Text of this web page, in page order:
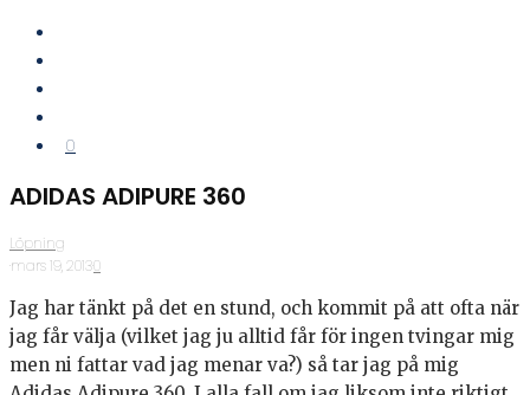
0
ADIDAS ADIPURE 360
Löpning
·mars 19, 2013·0
Jag har tänkt på det en stund, och kommit på att ofta när
jag får välja (vilket jag ju alltid får för ingen tvingar mig
men ni fattar vad jag menar va?) så tar jag på mig